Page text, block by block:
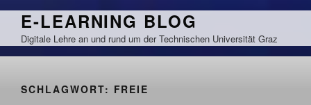
Zum
springen
E-LEARNING BLOG
Digitale Lehre an und rund um der Technischen Universität Graz
SCHLAGWORT: FREIE